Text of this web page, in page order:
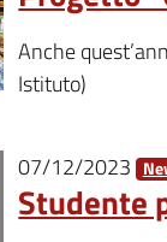
Anche
Istituto)
07/12/2023
Studente